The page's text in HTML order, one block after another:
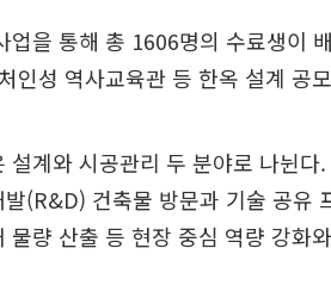
업을 통해 총 1606명의 수료생이
인성 역사교육관 등 한옥 설계 공
설계와 시공관리 두 분야로 나뉜
(R&D) 건축물 방문과 기술 공유
물량 산출 등 현장 중심 역량 강화